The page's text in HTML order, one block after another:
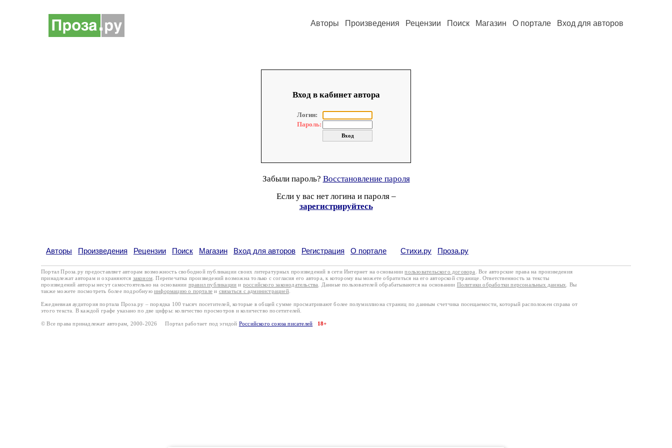
Авторы Произведения Рецензии Поиск Магазин О портале Вход для авторов
Вход в кабинет автора
Логин:
Пароль:
Забыли пароль? Восстановление пароля
Если у вас нет логина и пароля –
зарегистрируйтесь
Авторы Произведения Рецензии Поиск Магазин Вход для авторов Регистрация О портале Стихи.ру Проза.ру
Портал Проза.ру предоставляет авторам возможность свободной публикации своих литературных произведений в сети Интернет на основаниипользовательского договора
. Все авторские права на произведения
принадлежат авторам и охраняются законом . Перепечатка произведений возможна только с согласия его автора, к которому вы можете обратиться на его авторской странице. Ответственность за тексты
произведений авторы несут самостоятельно на основании правил публикации и российского законодательства . Данные пользователей обрабатываются на основании Политики обработки персональных данных
. Вы
также можете посмотреть более подробную информацию о портале и связаться с администрацией.
Ежедневная аудитория портала Проза.ру – порядка 100 тысяч посетителей, которые в общей сумме просматривают более полумиллиона страниц по данным счетчика посещаемости, который расположен справа от
этого текста. В каждой графе указано по две цифры: количество просмотров и количество посетителей.
© Все права принадлежат авторам, 2000-2026 Портал работает под эгидой Российского союза писателей 18+